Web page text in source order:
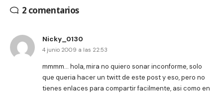
2 comentarios
Nicky_0130
4 junio 2009 a las 22:53
mmmm… hola, mira no quiero sonar inconforme, solo
que queria hacer un twitt de este post y eso, pero no
tienes enlaces para compartir facilmente, asi como en